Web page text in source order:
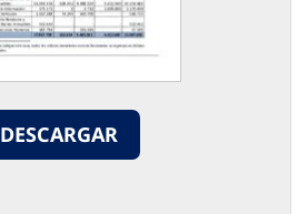
DESCARGAR